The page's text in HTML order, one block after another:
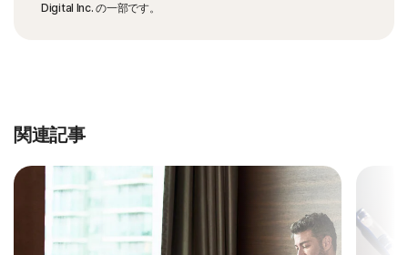
Digital Inc. の一部です。
関連記事